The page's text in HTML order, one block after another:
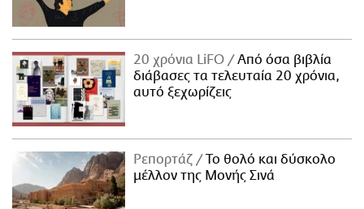
20 χρόνια LiFO
Από όσα βιβλία
διάβασες τα τελευταία 20 χρόνια,
αυτό ξεχωρίζεις
Ρεπορτάζ
Το θολό και δύσκολο
μέλλον της Μονής Σινά